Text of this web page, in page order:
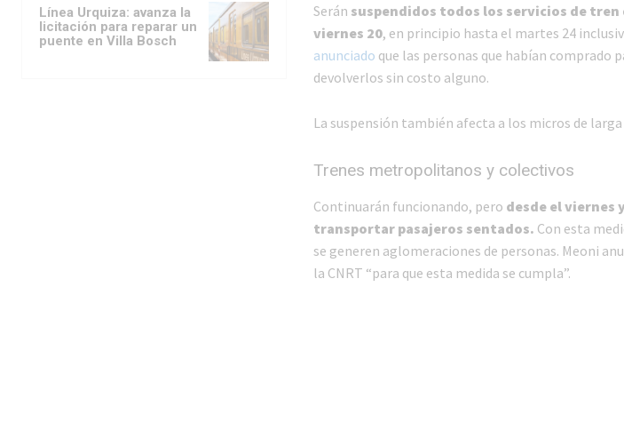
Línea Urquiza: avanza la
licitación para reparar un
puente en Villa Bosch
Serán suspendidos todos los servicios de
viernes 20, en principio hasta el martes 24
anunciado que las personas que habían comprado
devolverlos sin costo alguno.
La suspensión también afecta a los micros de
Trenes metropolitanos y colectivos
Continuarán funcionando, pero desde el viernes
transportar pasajeros sentados. Con esta
se generen aglomeraciones de personas. Meoni
la CNRT “para que esta medida se cumpla”.